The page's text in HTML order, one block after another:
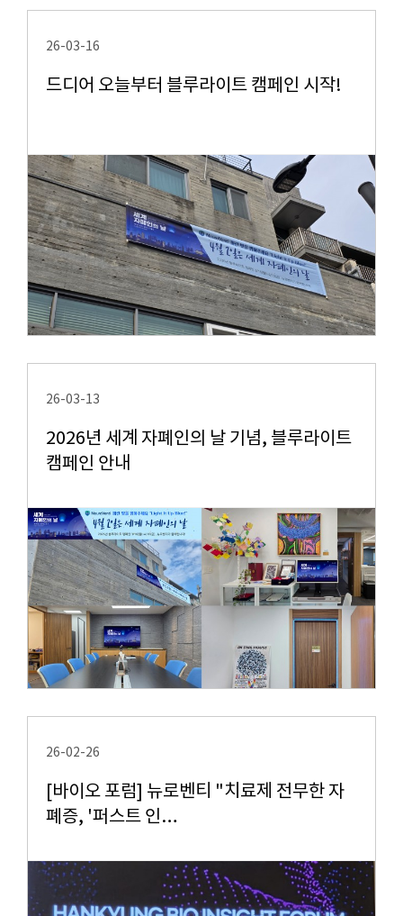
26-03-16
드디어 오늘부터 블루라이트 캠페인 시작!
26-03-13
2026년 세계 자폐인의 날 기념, 블루라이트
캠페인 안내
26-02-26
[바이오 포럼] 뉴로벤티 "치료제 전무한 자
폐증, '퍼스트 인…